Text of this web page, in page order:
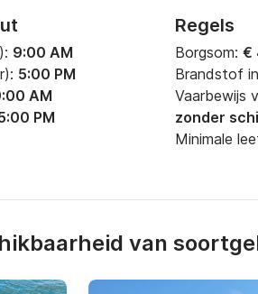
9:00 AM
5:00 PM
AM
PM
Regels
Borgsom: €
Brandstof
Vaarbewijs
zonder
Minimale
van